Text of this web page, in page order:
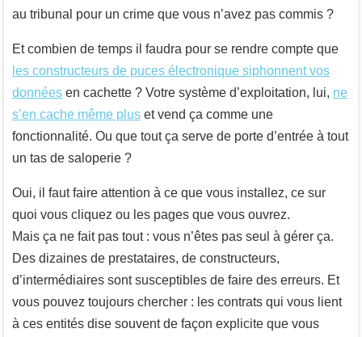
au tribunal pour un crime que vous n’avez pas commis ?
Et combien de temps il faudra pour se rendre compte que
les constructeurs de puces électronique siphonnent vos
données en cachette ? Votre système d’exploitation, lui, ne
s’en cache même plus et vend ça comme une
fonctionnalité. Ou que tout ça serve de porte d’entrée à tout
un tas de saloperie ?
Oui, il faut faire attention à ce que vous installez, ce sur
quoi vous cliquez ou les pages que vous ouvrez.
Mais ça ne fait pas tout : vous n’êtes pas seul à gérer ça.
Des dizaines de prestataires, de constructeurs,
d’intermédiaires sont susceptibles de faire des erreurs. Et
vous pouvez toujours chercher : les contrats qui vous lient
à ces entités dise souvent de façon explicite que vous